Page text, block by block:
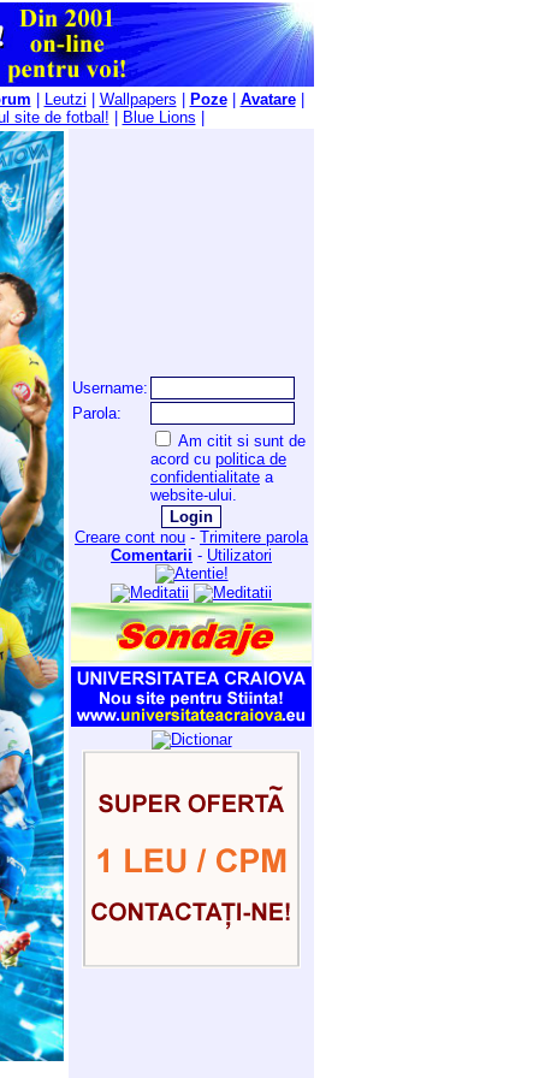
Leutzi Wallpapers Poze| Avatare|
site de fotbal! Blue Lions
Username:
Parola:
Am citit si sunt de
acord cu politica de
confidentialitate a
website-ului.
Creare cont nou - Trimitere parola
Comentarii - Utilizatori